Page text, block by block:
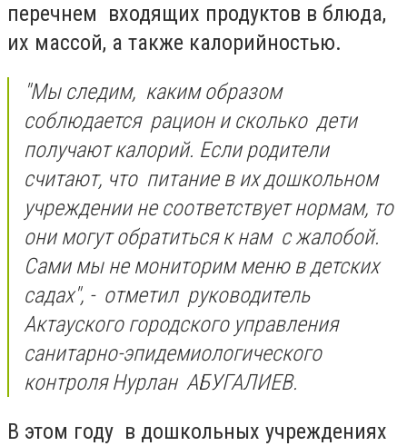
перечнем входящих продуктов в блюда,
их массой, а также калорийностью.
"Мы следим, каким образом
соблюдается рацион и сколько дети
получают калорий. Если родители
считают, что питание в их дошкольном
учреждении не соответствует нормам, то
они могут обратиться к нам с жалобой.
Сами мы не мониторим меню в детских
садах", - отметил руководитель
Актауского городского управления
санитарно-эпидемиологического
контроля Нурлан АБУГАЛИЕВ.
В этом году в дошкольных учреждениях